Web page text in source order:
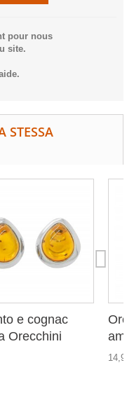
pour nous
site.
STESSA
e cognac
Orecchini
14,99